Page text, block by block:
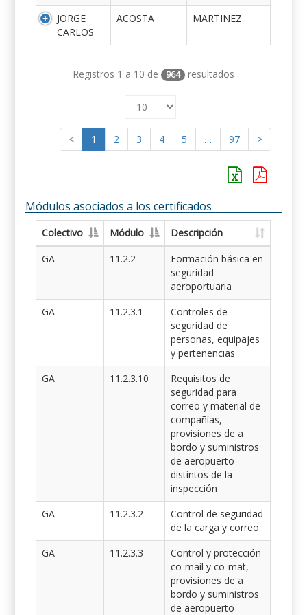
JORGE
CARLOS
ACOSTA MARTINEZ
Registros 1 a 10 de 964 resultados
< 1 2 3 4 5 … 97 >
Módulos asociados a los certificados
Colectivo Módulo
Descripción
GA
11.2.2
Formación básica en
seguridad
aeroportuaria
GA
11.2.3.1
Controles de
seguridad de
personas, equipajes
y pertenencias
GA
11.2.3.10
Requisitos de
seguridad para
correo y material de
compañías,
provisiones de a
bordo y suministros
de aeropuerto
distintos de la
inspección
GA
11.2.3.2
Control de seguridad
de la carga y correo
GA
11.2.3.3
Control y protección
co-mail y co-mat,
provisiones de a
bordo y suministros
de aeropuerto